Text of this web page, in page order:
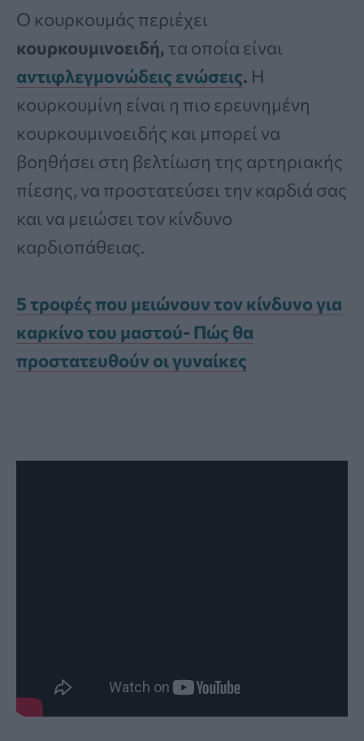
Ο κουρκουμάς περιέχει
κουρκουμινοειδή, τα οποία είναι
αντιφλεγμονώδεις ενώσεις. Η
κουρκουμίνη είναι η πιο ερευνημένη
κουρκουμινοειδής και μπορεί να
βοηθήσει στη βελτίωση της αρτηριακής
πίεσης, να προστατεύσει την καρδιά σας
και να μειώσει τον κίνδυνο
καρδιοπάθειας.
5 τροφές που μειώνουν τον κίνδυνο για
καρκίνο του μαστού- Πώς θα
προστατευθούν οι γυναίκες